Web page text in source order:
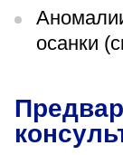
осанки